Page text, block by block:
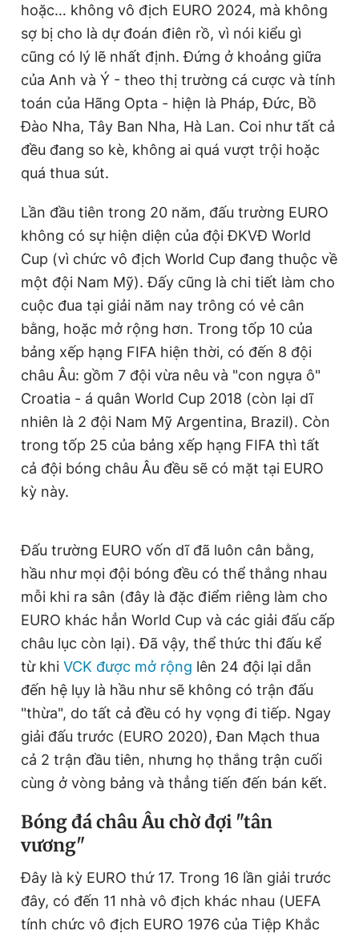
hoặc… không vô địch EURO 2024, mà không
sợ bị cho là dự đoán điên rồ, vì nói kiểu gì
cũng có lý lẽ nhất định. Đứng ở khoảng giữa
của Anh và Ý - theo thị trường cá cược và tính
toán của Hãng Opta - hiện là Pháp, Đức, Bồ
Đào Nha, Tây Ban Nha, Hà Lan. Coi như tất cả
đều đang so kè, không ai quá vượt trội hoặc
quá thua sút.
Lần đầu tiên trong 20 năm, đấu trường EURO
không có sự hiện diện của đội ĐKVĐ World
Cup (vì chức vô địch World Cup đang thuộc về
một đội Nam Mỹ). Đấy cũng là chi tiết làm cho
cuộc đua tại giải năm nay trông có vẻ cân
bằng, hoặc mở rộng hơn. Trong tốp 10 của
bảng xếp hạng FIFA hiện thời, có đến 8 đội
châu Âu: gồm 7 đội vừa nêu và "con ngựa ô"
Croatia - á quân World Cup 2018 (còn lại dĩ
nhiên là 2 đội Nam Mỹ Argentina, Brazil). Còn
trong tốp 25 của bảng xếp hạng FIFA thì tất
cả đội bóng châu Âu đều sẽ có mặt tại EURO
kỳ này.
Đấu trường EURO vốn dĩ đã luôn cân bằng,
hầu như mọi đội bóng đều có thể thắng nhau
mỗi khi ra sân (đây là đặc điểm riêng làm cho
EURO khác hẳn World Cup và các giải đấu cấp
châu lục còn lại). Đã vậy, thể thức thi đấu kể
từ khi VCK được mở rộng lên 24 đội lại dẫn
đến hệ lụy là hầu như sẽ không có trận đấu
"thừa", do tất cả đều có hy vọng đi tiếp. Ngay
giải đấu trước (EURO 2020), Đan Mạch thua
cả 2 trận đầu tiên, nhưng họ thắng trận cuối
cùng ở vòng bảng và thẳng tiến đến bán kết.
Bóng đá châu Âu chờ đợi "tân
vương"
Đây là kỳ EURO thứ 17. Trong 16 lần giải trước
đây, có đến 11 nhà vô địch khác nhau (UEFA
tính chức vô địch EURO 1976 của Tiệp Khắc